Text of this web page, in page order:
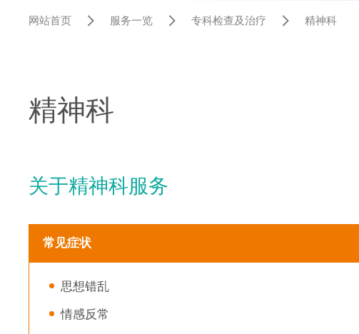
网站首页 服务一览 专科检查及治疗 精神科
精神科
关于精神科服务
常见症状
思想错乱
情感反常